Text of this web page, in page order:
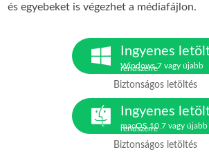
és egyebeket is végezhet a médiafájlon.
Ingyenes
Windows 7 vagy újabb
rendszerre
Biztonságos letöltés
Ingyenes
macOS 10.7 vagy újabb
rendszerre
Biztonságos letöltés